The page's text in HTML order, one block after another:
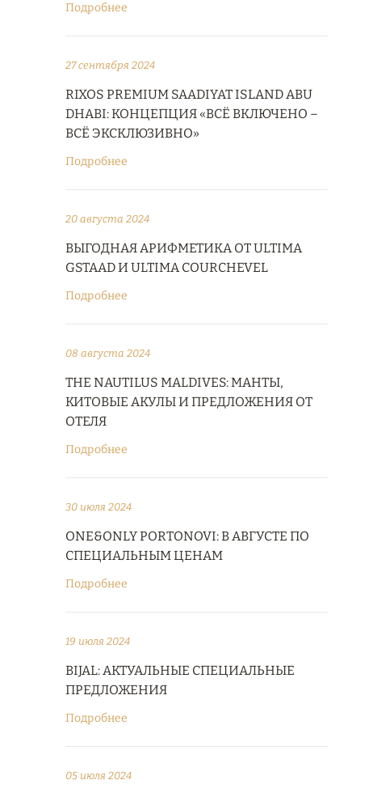
Подробнее
27 сентября 2024
RIXOS PREMIUM SAADIYAT ISLAND ABU
DHABI: КОНЦЕПЦИЯ «ВСЁ ВКЛЮЧЕНО –
ВСЁ ЭКСКЛЮЗИВНО»
Подробнее
20 августа 2024
ВЫГОДНАЯ АРИФМЕТИКА ОТ ULTIMA
GSTAAD И ULTIMA COURCHEVEL
Подробнее
08 августа 2024
THE NAUTILUS MALDIVES: МАНТЫ,
КИТОВЫЕ АКУЛЫ И ПРЕДЛОЖЕНИЯ ОТ
ОТЕЛЯ
Подробнее
30 июля 2024
ONE&ONLY PORTONOVI: В АВГУСТЕ ПО
СПЕЦИАЛЬНЫМ ЦЕНАМ
Подробнее
19 июля 2024
BIJAL: АКТУАЛЬНЫЕ СПЕЦИАЛЬНЫЕ
ПРЕДЛОЖЕНИЯ
Подробнее
05 июля 2024